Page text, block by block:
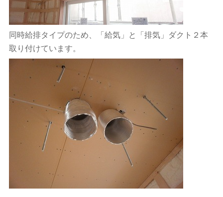
同時給排タイプのため、「給気」と「排気」ダクト２本
取り付けています。